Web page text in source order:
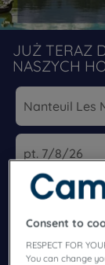
JUŻ TERAZ
NASZYCH
Navigate
Dodaj
Consent to
RESPECT FOR
You can change